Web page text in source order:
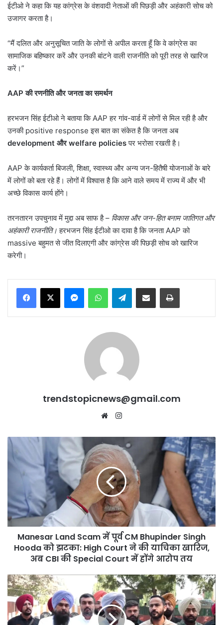
ईटीओ ने कहा कि यह कांग्रेस के वंशवादी नेताओं की पिछड़ी और अहंकारी सोच को
उजागर करता है।
“मैं दलित और अनुसूचित जाति के लोगों से अपील करता हूँ कि वे कांग्रेस का
सामाजिक बहिष्कार करें और उनकी बांटने वाली राजनीति को पूरी तरह से खारिज
करें।”
AAPकी रणनीति और जनता का समर्थन
हरभजन सिंह ईटीओ ने बताया कि AAP हर गांव-वार्ड में लोगों से मिल रही है और
उनकी positive response इस बात का संकेत है कि जनता अब
development औरwelfare policiesपर भरोसा रखती है।
AAP के कार्यकर्ता बिजली, शिक्षा, स्वास्थ्य और अन्य जन-हितैषी योजनाओं के बारे
में लोगों को बता रहे हैं। लोगों में विश्वास है कि आने वाले समय में राज्य में और भी
अच्छे विकास कार्य होंगे।
तरनतारन उपचुनाव में मुद्दा अब साफ है – विकास और जन-हित बनाम जातिगत और
अहंकारी राजनीति। हरभजन सिंह ईटीओ का दावा है कि जनता AAP को
massive बहुमत से जीत दिलाएगी और कांग्रेस की पिछड़ी सोच को खारिज
करेगी।
MessengerWhatsAppTelegramShare via Email Print
trendstopicnews@gmail.com
Website
Manesar
Land
Scam
Bhupinder
Singh
Hooda
झटका:
ने
की
याचिका
खारिज,
अब
Manesar Land Scam में पूर्व CM Bhupinder Singh
Hooda को झटका: High Court ने की याचिका खारिज,
अब CBI की Special Court में होंगे आरोप तय
Center
का
Punjab
University
पर